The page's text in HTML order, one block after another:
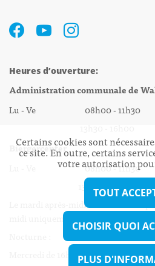
Heures d’ouverture:
Administration communale de
Lu - Ve 08h00 - 11h30
Biergercenter
Lu - Ve 08h00 - 11h30
13h30 - 16h00
Le mardi après-midi et le vendredi
midi uniquement sur Rdv.
Mercredi de 16h00 - 18h45
Certains cookies sont
ce site. En outre, certains
votre autorisation
TOUT
CHOISIR QUOI
PLUS